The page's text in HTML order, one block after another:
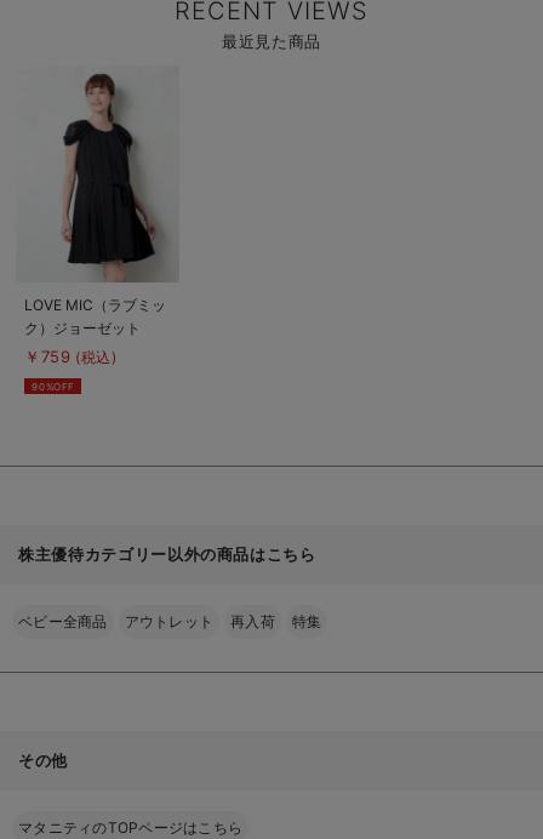
RECENT VIEWS
最近見た商品
商
品
詳
細
を
見
る
LOVE MIC（ラブミッ
ク）ジョーゼット
2WAYタックワンピー
ス マタニティ・授乳
服
￥759 (税込)
90%OFF
株主優待カテゴリー以外の商品はこちら
ベビー全商品 アウトレット 再入荷 特集
その他
マタニティのTOPページはこちら